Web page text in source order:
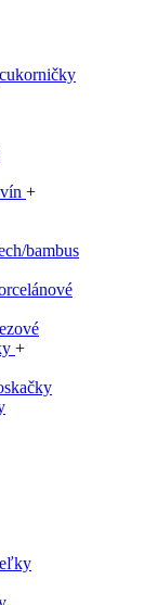
+
bambus
+